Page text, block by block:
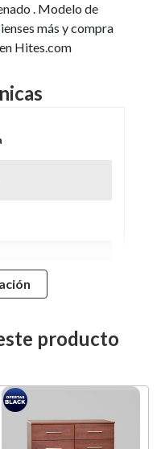
. Modelo de
más y compra
Hites.com
producto